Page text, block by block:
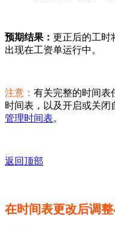
预期结果： 更正后的工时
出现在工资单运行中。
注意： 有关完整的时间
时间表，以及开启或关
管理时间表。
返回顶部
在时间表更改后调